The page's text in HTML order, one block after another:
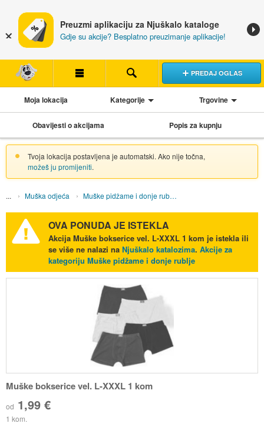
Preuzmi aplikaciju za Njuškalo kataloge
Gdje su akcije? Besplatno preuzimanje aplikacije!
PREDAJ OGLAS
Moja lokacija Kategorije Trgovine
Obavijesti o akcijama Popis za kupnju
Tvoja lokacija postavljena je automatski. Ako nije točna,
možeš ju promijeniti.
Muška odjeća Muške pidžame i donje rublje
OVA PONUDA JE ISTEKLA
Akcija Muške bokserice vel. L-XXXL 1 kom je istekla ili
se više ne nalazi na Njuškalo katalozima. Akcije za
kategoriju Muške pidžame i donje rublje
Muške bokserice vel. L-XXXL 1 kom
od 1,99 €
1 kom.